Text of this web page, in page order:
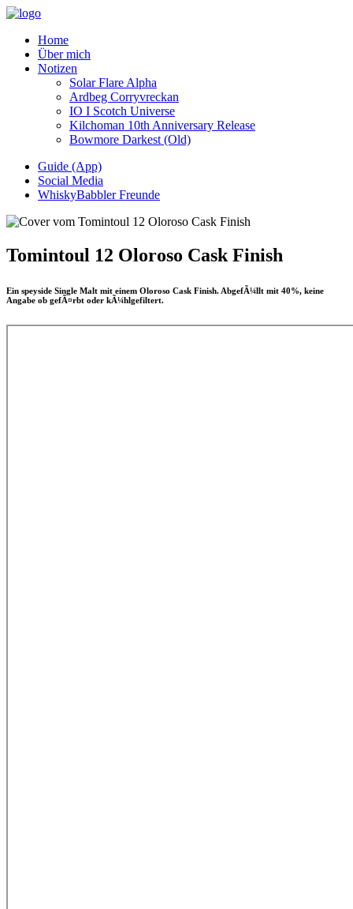
Home
Über mich
Notizen
Solar Flare Alpha
Ardbeg Corryvreckan
IO I Scotch Universe
Kilchoman 10th Anniversary Release
Bowmore Darkest (Old)
Guide (App)
Social Media
WhiskyBabbler Freunde
Tomintoul 12 Oloroso Cask Finish
Ein speyside Single Malt mit einem Oloroso Cask Finish. AbgefÃ¼llt mit 40%, keine
Angabe ob gefÃ¤rbt oder kÃ¼hlgefiltert.